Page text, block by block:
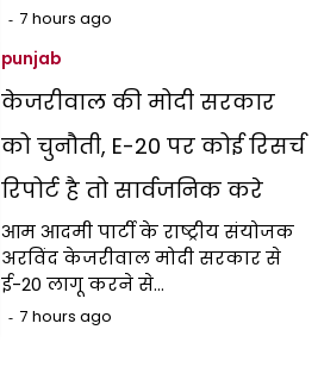
7 hours ago
punjab
केजरीवाल की मोदी सरकार
को चुनौती, E-20 पर कोई रिसर्च
रिपोर्ट है तो सार्वजनिक करे
आम आदमी पार्टी के राष्ट्रीय संयोजक
अरविंद केजरीवाल मोदी सरकार से
ई-20 लागू करने से…
7 hours ago